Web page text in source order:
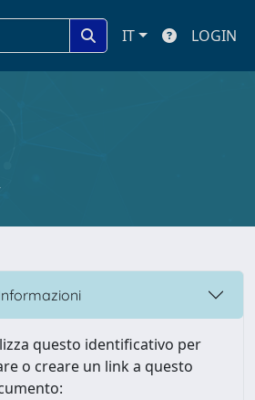
IT LOGIN
questo identificativo per
o creare un link a questo